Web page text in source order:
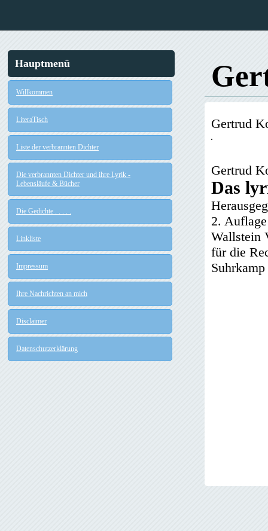
Hauptmenü
Willkommen
LiteraTisch
Liste der verbrannten Dichter
Die verbrannten Dichter und ihre Lyrik -
Lebensläufe & Bücher
Die Gedichte . . . . .
Linkliste
Impressum
Ihre Nachrichten an mich
Disclaimer
Datenschutzerklärung
Gertrud
Gertrud
Das
2.
Wallstein
für die